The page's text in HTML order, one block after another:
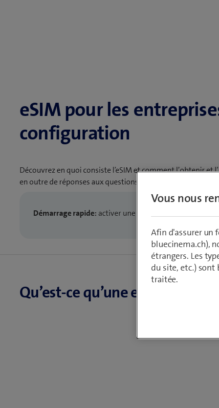
eSIM pour les
configuration
Découvrez en quoi consiste l’eSIM et comment l’obtenir
en outre de réponses aux questions fréquentes et de
Démarrage rapide: activer une eSIM sur iOS et
Qu’est-ce qu’une eSIM?
Vous nous
Afin d'assurer un
bluecinema.ch),
étrangers. Les
du site, etc.) sont
traitée.